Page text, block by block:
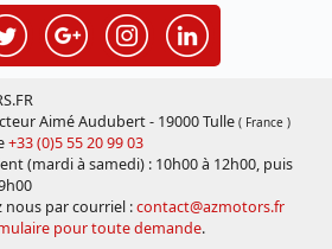
Aimé Audubert - 19000 Tulle ( France )
+33 (0)5 55 20 99 03
(mardi à samedi) : 10h00 à 12h00, puis
nous par courriel :contact@azmotors.fr
pour toute demande.